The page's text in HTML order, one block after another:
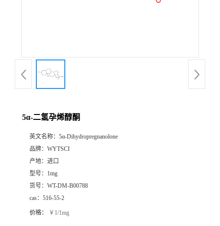
5α-二氢孕烯醇酮
英文名称： 5α-Dihydropregnanolone
品牌： WYTSCI
产地： 进口
型号： 1mg
货号： WT-DM-B00788
cas： 516-55-2
价格： ￥1/1mg